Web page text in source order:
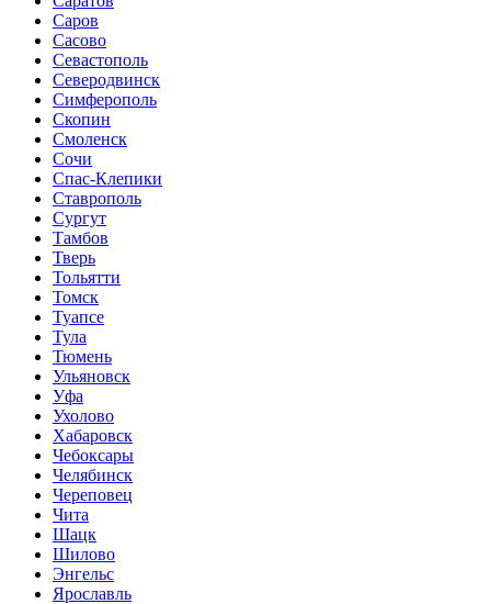
Саров
Сасово
Севастополь
Северодвинск
Симферополь
Скопин
Смоленск
Сочи
Спас-Клепики
Ставрополь
Сургут
Тамбов
Тверь
Тольятти
Томск
Туапсе
Тула
Тюмень
Ульяновск
Уфа
Ухолово
Хабаровск
Чебоксары
Челябинск
Череповец
Чита
Шацк
Шилово
Энгельс
Ярославль